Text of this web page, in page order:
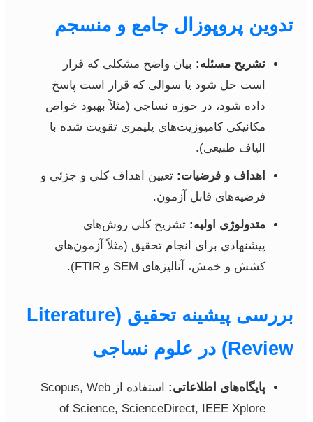
تدوین پروپوزال جامع و منسجم
تشریح مسئله: بیان واضح مشکلی که قرار
است حل شود یا سوالی که قرار است پاسخ
داده شود، در حوزه نساجی (مثلاً بهبود خواص
مکانیکی کامپوزیت‌های پلیمری تقویت شده با
الیاف طبیعی).
اهداف و فرضیات: تعیین اهداف کلی و جزئی و
فرضیه‌های قابل آزمون.
متدولوژی اولیه: تشریح کلی روش‌های
پیشنهادی برای انجام تحقیق (مثلاً آزمون‌های
کشش و خمش، آنالیزهای SEM و FTIR).
بررسی پیشینه تحقیق (Literature
Review) در علوم نساجی
پایگاه‌های اطلاعاتی:
استفاده از Scopus, Web
of Science, ScienceDirect, IEEE Xplore